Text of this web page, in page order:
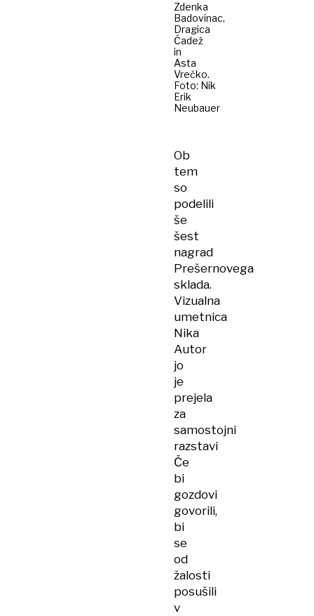
Zdenka
Badovinac,
Dragica
Čadež
in
Asta
Vrečko.
Foto: Nik
Erik
Neubauer
Ob
tem
so
podelili
še
šest
nagrad
Prešernovega
sklada.
Vizualna
umetnica
Nika
Autor
jo
je
prejela
za
samostojni
razstavi
Če
bi
gozdovi
govorili,
bi
se
od
žalosti
posušili
v